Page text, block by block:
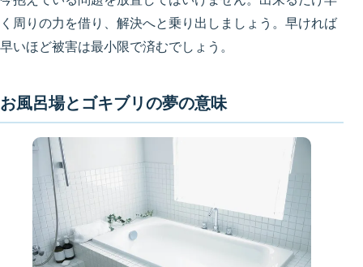
く周りの力を借り、解決へと乗り出しましょう。早ければ
早いほど被害は最小限で済むでしょう。
お風呂場とゴキブリの夢の意味